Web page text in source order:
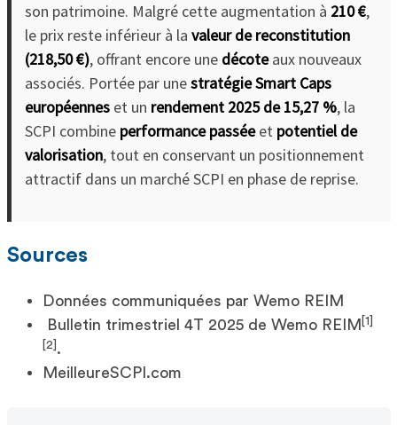
son patrimoine. Malgré cette augmentation à 210 €,
le prix reste inférieur à la valeur de reconstitution
(218,50 €), offrant encore une décoteaux nouveaux
associés. Portée par unestratégie Smart Caps
européenneset un rendement 2025 de 15,27 %, la
SCPI combine performance passéeet potentiel de
valorisation, tout en conservant un positionnement
attractif dans un marché SCPI en phase de reprise.
Sources
Données communiquées par Wemo REIM
Bulletin trimestriel 4T 2025 de Wemo REIM [1]
[2] .
MeilleureSCPI.com